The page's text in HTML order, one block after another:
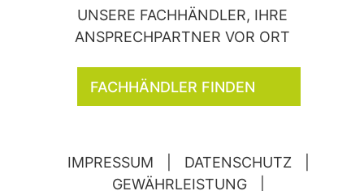
UNSERE FACHHÄNDLER, IHRE
ANSPRECHPARTNER VOR ORT
FACHHÄNDLER FINDEN
IMPRESSUM DATENSCHUTZ
GEWÄHRLEISTUNG